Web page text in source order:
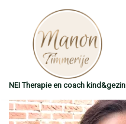
NEI Therapie en coach kind&gezin